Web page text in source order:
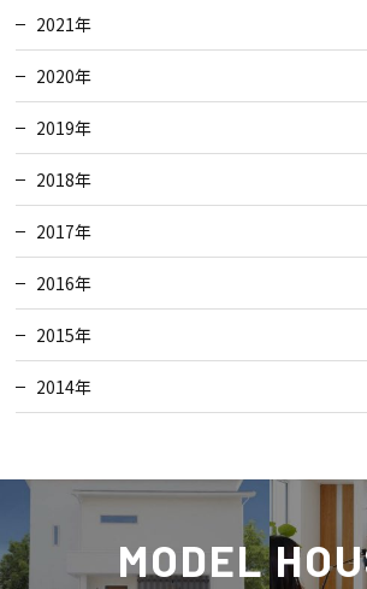
2021年
2020年
2019年
2018年
2017年
2016年
2015年
2014年
MODEL